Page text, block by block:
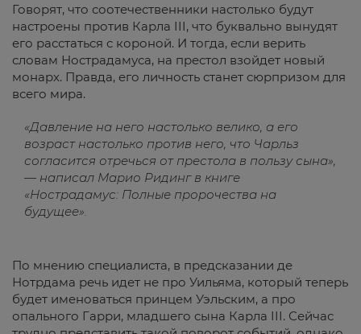
Говорят, что соотечественники настолько будут
настроены против Карла III, что буквально вынудят
его расстаться с короной. И тогда, если верить
словам Нострадамуса, на престол взойдет новый
монарх. Правда, его личность станет сюрпризом для
всего мира.
«Давление на него настолько велико, а его
возраст настолько против него, что Чарльз
согласится отречься от престола в пользу сына»,
— написал Марио Ридинг в книге
«Нострадамус: Полные пророчества на
будущее».
По мнению специалиста, в предсказании де
Нотрдама речь идет не про Уильяма, который теперь
будет именоваться принцем Уэльским, а про
опального Гарри, младшего сына Карла III. Сейчас